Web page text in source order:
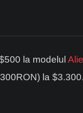
la modelul
la